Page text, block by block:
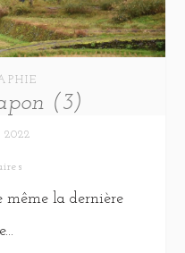
(3)
2022
même la dernière